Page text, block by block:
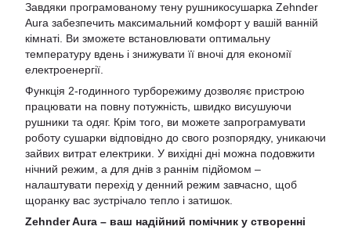
Завдяки програмованому тену рушникосушарка Zehnder
Aura забезпечить максимальний комфорт у вашій ванній
кімнаті. Ви зможете встановлювати оптимальну
температуру вдень і знижувати її вночі для економії
електроенергії.
Функція 2-годинного турборежиму дозволяє пристрою
працювати на повну потужність, швидко висушуючи
рушники та одяг. Крім того, ви можете запрограмувати
роботу сушарки відповідно до свого розпорядку, уникаючи
зайвих витрат електрики. У вихідні дні можна подовжити
нічний режим, а для днів з раннім підйомом –
налаштувати перехід у денний режим завчасно, щоб
щоранку вас зустрічало тепло і затишок.
Zehnder Aura – ваш надійний помічник у створенні